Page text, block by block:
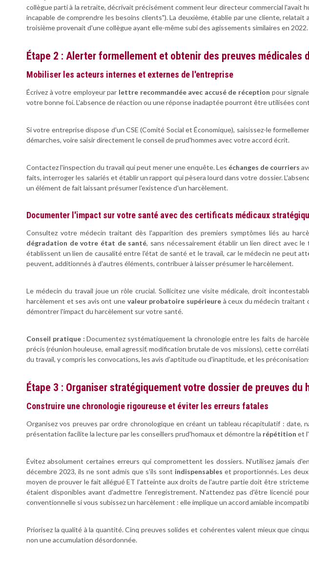
collègue parti à la retraite, décrivait précisément comment leur directeur commercial l'avait
incapable de comprendre les besoins clients"). La deuxième, établie par une cliente,
troisième provenait d'une collègue ayant elle-même subi des agissements similaires en
Étape 2 : Alerter formellement et obtenir des preuves médicales
Mobiliser les acteurs internes et externes de l'entreprise
Écrivez à votre employeur par lettre recommandée avec accusé de réception pour
votre bonne foi. L'absence de réaction ou une réponse inadaptée pourront être utilisées
Si votre entreprise dispose d'un CSE (Comité Social et Économique), saisissez-le
démarches, voire saisir directement le conseil de prud'hommes avec votre accord écrit.
Contactez l'inspection du travail qui peut mener une enquête. Les échanges de courriers
faits, interroger les salariés et établir un rapport qui pèsera lourd dans votre dossier.
un élément de fait laissant présumer l'existence d'un harcèlement.
Documenter l'impact sur votre santé avec des certificats médicaux
Consultez votre médecin traitant dès l'apparition des premiers symptômes liés au
dégradation de votre état de santé, sans nécessairement établir un lien direct avec
établissent un lien de causalité entre l'état de santé et le travail, car le médecin ne peut
peuvent, additionnés à d'autres éléments, contribuer à laisser présumer le harcèlement.
Le médecin du travail joue un rôle crucial. Sollicitez une visite médicale, droit
harcèlement et ses avis ont une valeur probatoire supérieureà ceux du médecin traitant
démontrer l'impact du harcèlement sur votre santé.
Conseil pratique : Documentez systématiquement la chronologie entre les faits de
précis (réunion houleuse, email agressif, modification brutale de vos missions), cette
du travail, y compris les convocations, les avis d'aptitude ou d'inaptitude, et les
Étape 3 : Organiser stratégiquement votre dossier de preuves du
Construire une chronologie rigoureuse et éviter les erreurs fatales
Organisez vos preuves par ordre chronologique en créant un tableau récapitulatif :
présentation facilite la lecture par les conseillers prud'homaux et démontre la répétition et
Évitez absolument certaines erreurs qui compromettent les dossiers. N'utilisez jamais
décembre 2023, ils ne sont admis que s'ils sont indispensables et proportionnés. Les
moyen de prouver le fait allégué ET l'atteinte aux droits de l'autre partie doit être
étaient disponibles avant d'admettre l'enregistrement. N'attendez pas d'être licencié
conventionnelle si vous subissez un harcèlement : elle implique un accord amiable
Priorisez la qualité à la quantité. Cinq preuves solides et cohérentes valent mieux que
non une accumulation désordonnée.